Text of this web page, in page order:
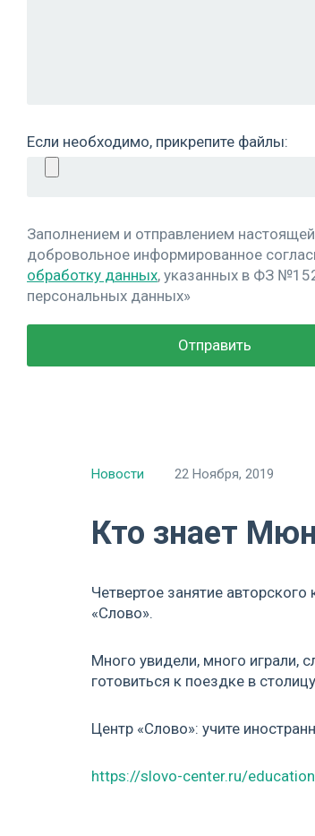
Если необходимо, прикрепите файлы:
Заполнением и отправлением
добровольное информированное
обработку данных, указанных в ФЗ
персональных данных»
Новости 22 Ноября, 2019
Кто знает
Четвертое занятие
«Слово».
Много увидели, много играли,
готовиться к поездке в
Центр «Слово»: учите
https://slovo-center.ru/